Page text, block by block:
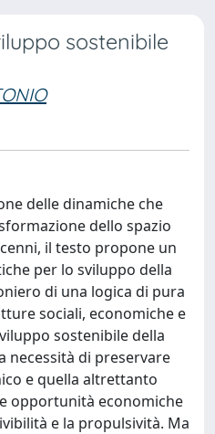
sostenibile
delle dinamiche che
dello spazio
il testo propone un
per lo sviluppo della
di una logica di pura
sociali, economiche e
sostenibile della
necessità di preservare
e quella altrettanto
opportunità economiche
e la propulsività. Ma